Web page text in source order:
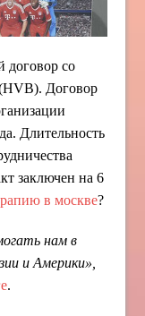
договор со
Договор
Длительность
заключен на 6
в москве?
нам в
и Америки»,
.